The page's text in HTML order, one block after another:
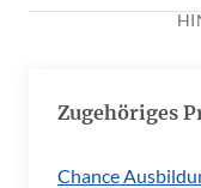
Zugehöriges
Chance